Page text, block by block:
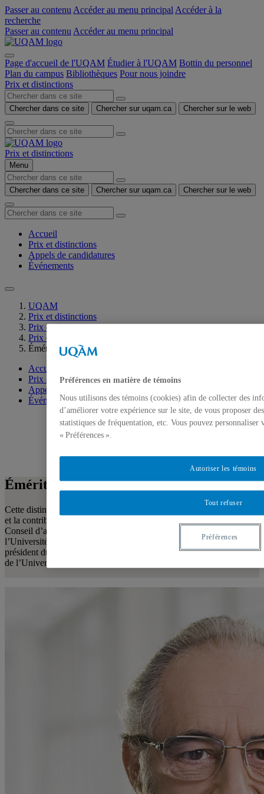
Passer au contenu Accéder au menu principal Accéder à la
recherche
Passer au contenu Accéder au menu principal
Page d'accueil de l'UQAM Étudier à l'UQAM Bottin du personnel
Plan du campus Bibliothèques Pour nous joindre
Prix et distinctions
Chercher dans ce site Chercher sur uqam.ca Chercher sur le web
Prix et distinctions
Menu
Chercher dans ce site Chercher sur uqam.ca Chercher sur le web
Accueil
Prix et distinctions
Appels de candidatures
Événements
UQAM
Prix et distinctions
Prix et distinctions
Prix et distinctions décernés par l’UQAM
Éméritat
Accueil
Prix et distinctions
Appels de candidatures
Événements
Éméritat
Cette distinction honorifique vise à souligner le parcours exemplaire
et la contribution significative à la vie universitaire, aux activités du
Conseil d’administration ou au développement et au rayonnement de
l’Université d’une chancelière, un chancelier, d’une présidente, un
président du Conseil d’administration ou d’une rectrice, un recteur
de l’Université.
Préférences en matière de témoins
Nous utilisons des témoins (cookies) afin de collecter des
d’améliorer votre expérience sur le site, de vous proposer
statistiques de fréquentation, etc. Vous pouvez personnaliser
« Préférences ».
Tout refuser
Autoriser les témoins
Préférences